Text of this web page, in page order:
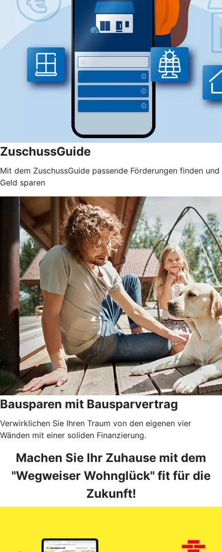
ZuschussGuide
Mit dem ZuschussGuide passende Förderungen finden und
Geld sparen
Bausparen mit Bausparvertrag
Verwirklichen Sie Ihren Traum von den eigenen vier
Wänden mit einer soliden Finanzierung.
Machen Sie Ihr Zuhause mit dem
"Wegweiser Wohnglück" fit für die
Zukunft!